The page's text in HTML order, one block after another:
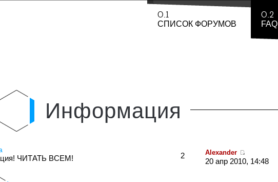
0.1
СПИСОК ФОРУМОВ
0.2
FAQ
Информация
ЧИТАТЬ ВСЕМ!
2 Alexander
20 апр 2010, 14:48